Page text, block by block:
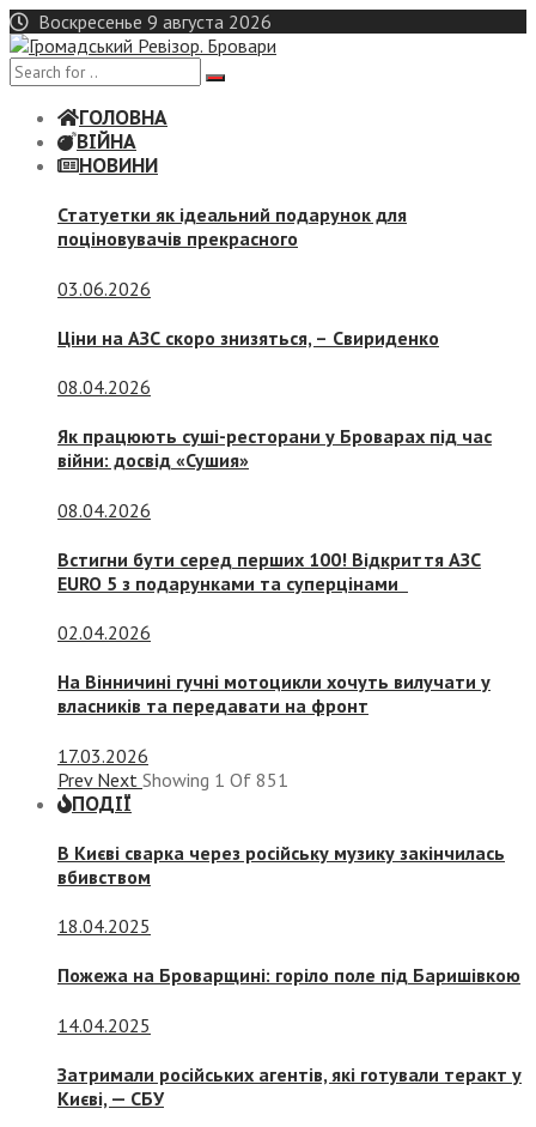
Skip
to
content
Воскресенье 9 августа 2026
ГОЛОВНА
ВІЙНА
НОВИНИ
Статуетки як ідеальний подарунок для
поціновувачів прекрасного
03.06.2026
Ціни на АЗС скоро знизяться, – Свириденко
08.04.2026
Як працюють суші-ресторани у Броварах під час
війни: досвід «Сушия»
08.04.2026
Встигни бути серед перших 100! Відкриття АЗС
EURO 5 з подарунками та суперцінами
02.04.2026
На Вінничині гучні мотоцикли хочуть вилучати у
власників та передавати на фронт
17.03.2026
Prev Next Showing 1 Of 851
ПОДІЇ
В Києві сварка через російську музику закінчилась
вбивством
18.04.2025
Пожежа на Броварщині: горіло поле під Баришівкою
14.04.2025
Затримали російських агентів, які готували теракт у
Києві, — СБУ